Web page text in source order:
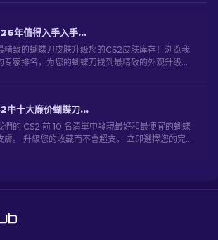
2026年值得入手入手的CS2顶级蝴蝶刀皮肤精选
精致的蝴蝶刀皮肤升级您的CS2皮肤库存！浏览我
专家排名，为您的蝴蝶刀找到最精致的外观升级选
CS2中十大廉价蝴蝶刀外观 [2026]
們的 CS2 前 10 名清單中發現最好和最便宜的蝴蝶
膚。 升級您的收藏而不會超支。 立即選擇您的完美